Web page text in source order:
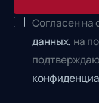
Согласен на
данных, на